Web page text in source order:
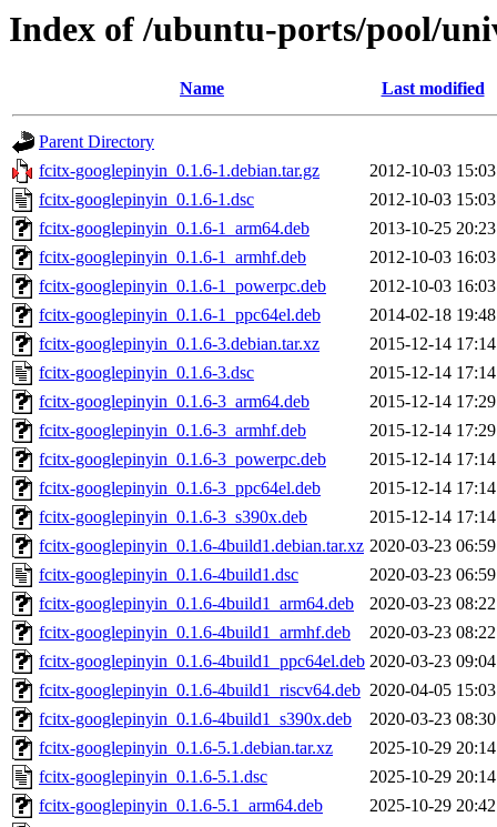
Index of /ubuntu-ports/pool/
Name Last modified
Parent Directory
fcitx-googlepinyin_0.1.6-1.debian.tar.gz
2012-10-03 15:03
fcitx-googlepinyin_0.1.6-1.dsc
2012-10-03 15:03
fcitx-googlepinyin_0.1.6-1_arm64.deb
2013-10-25 20:23
fcitx-googlepinyin_0.1.6-1_armhf.deb
2012-10-03 16:03
fcitx-googlepinyin_0.1.6-1_powerpc.deb
2012-10-03 16:03
fcitx-googlepinyin_0.1.6-1_ppc64el.deb
2014-02-18 19:48
fcitx-googlepinyin_0.1.6-3.debian.tar.xz
2015-12-14 17:14
fcitx-googlepinyin_0.1.6-3.dsc
2015-12-14 17:14
fcitx-googlepinyin_0.1.6-3_arm64.deb
2015-12-14 17:29
fcitx-googlepinyin_0.1.6-3_armhf.deb
2015-12-14 17:29
fcitx-googlepinyin_0.1.6-3_powerpc.deb
2015-12-14 17:14
fcitx-googlepinyin_0.1.6-3_ppc64el.deb
2015-12-14 17:14
fcitx-googlepinyin_0.1.6-3_s390x.deb
2015-12-14 17:14
fcitx-googlepinyin_0.1.6-4build1.debian.tar.xz 2020-03-23 06:59
fcitx-googlepinyin_0.1.6-4build1.dsc
2020-03-23 06:59
fcitx-googlepinyin_0.1.6-4build1_arm64.deb
2020-03-23 08:22
fcitx-googlepinyin_0.1.6-4build1_armhf.deb
2020-03-23 08:22
fcitx-googlepinyin_0.1.6-4build1_ppc64el.deb 2020-03-23 09:04
fcitx-googlepinyin_0.1.6-4build1_riscv64.deb 2020-04-05 15:03
fcitx-googlepinyin_0.1.6-4build1_s390x.deb
2020-03-23 08:30
fcitx-googlepinyin_0.1.6-5.1.debian.tar.xz
2025-10-29 20:14
fcitx-googlepinyin_0.1.6-5.1.dsc
2025-10-29 20:14
fcitx-googlepinyin_0.1.6-5.1_arm64.deb
2025-10-29 20:42